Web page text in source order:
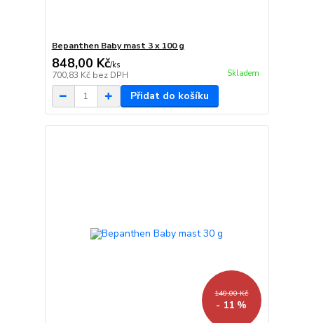
Bepanthen Baby mast 3 x 100 g
848,00 Kč/ks
700,83 Kč bez DPH Skladem
Přidat do košíku
140,00 Kč
- 11 %